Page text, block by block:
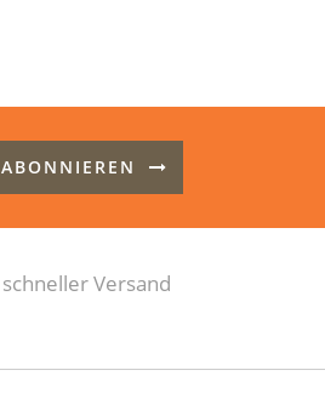
ABONNIEREN
schneller Versand